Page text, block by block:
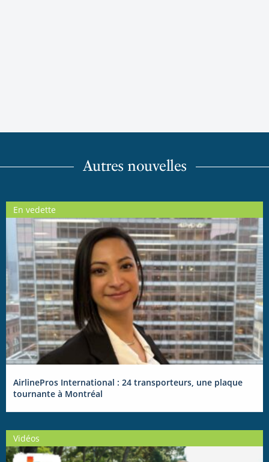
Autres nouvelles
En vedette
AirlinePros International : 24 transporteurs, une plaque
tournante à Montréal
Vidéos